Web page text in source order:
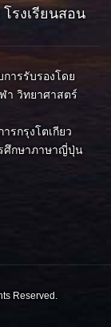
รงเรียนสอน
ารรับรองโดย
า วิทยาศาสตร์
รกรุงโตเกียว
ศึกษาภาษาญี่ปุ่น
Reserved.